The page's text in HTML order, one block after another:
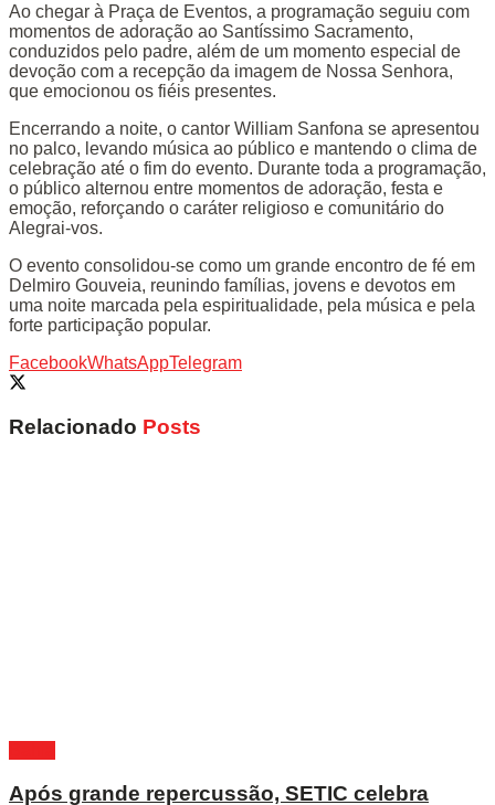
Ao chegar à Praça de Eventos, a programação seguiu com
momentos de adoração ao Santíssimo Sacramento,
conduzidos pelo padre, além de um momento especial de
devoção com a recepção da imagem de Nossa Senhora,
que emocionou os fiéis presentes.
Encerrando a noite, o cantor William Sanfona se apresentou
no palco, levando música ao público e mantendo o clima de
celebração até o fim do evento. Durante toda a programação,
o público alternou entre momentos de adoração, festa e
emoção, reforçando o caráter religioso e comunitário do
Alegrai-vos.
O evento consolidou-se como um grande encontro de fé em
Delmiro Gouveia, reunindo famílias, jovens e devotos em
uma noite marcada pela espiritualidade, pela música e pela
forte participação popular.
FacebookWhatsAppTelegram
Relacionado Posts
Após grande repercussão, SETIC celebra